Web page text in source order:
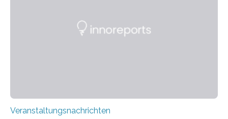
Veranstaltungsnachrichten